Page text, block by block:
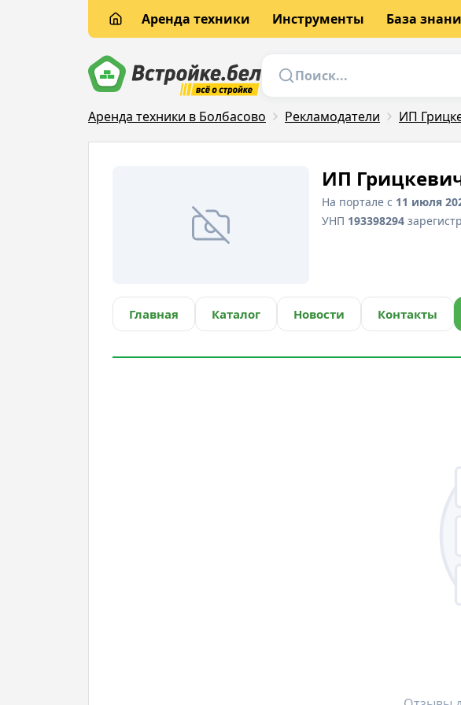
Аренда техники Инструменты База
Аренда техники в Болбасово Рекламодатели ИП
ИП
На портале с 11 июля
УНП 193398294
Главная Каталог Новости Контакты